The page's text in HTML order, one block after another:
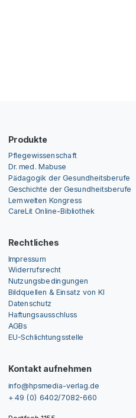
Produkte
Pflegewissenschaft
Dr. med. Mabuse
Pädagogik der Gesundheitsberufe
Geschichte der Gesundheitsberufe
Lernwelten Kongress
CareLit Online-Bibliothek
Rechtliches
Impressum
Widerrufsrecht
Nutzungsbedingungen
Bildquellen & Einsatz von KI
Datenschutz
Haftungsausschluss
AGBs
EU-Schlichtungsstelle
Kontakt aufnehmen
info@hpsmedia-verlag.de
+ 49 (0) 6402/7082-660